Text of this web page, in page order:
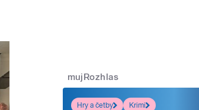
mujRozhlas
Hry a četby
Krimi